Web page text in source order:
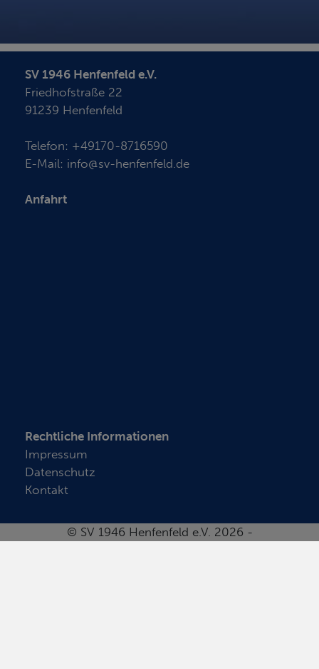
SV 1946 Henfenfeld e.V.
Friedhofstraße 22
91239 Henfenfeld
Telefon: +49170-8716590
E-Mail: info@sv-henfenfeld.de
Anfahrt
Rechtliche Informationen
Impressum
Datenschutz
Kontakt
© SV 1946 Henfenfeld e.V. 2026 -